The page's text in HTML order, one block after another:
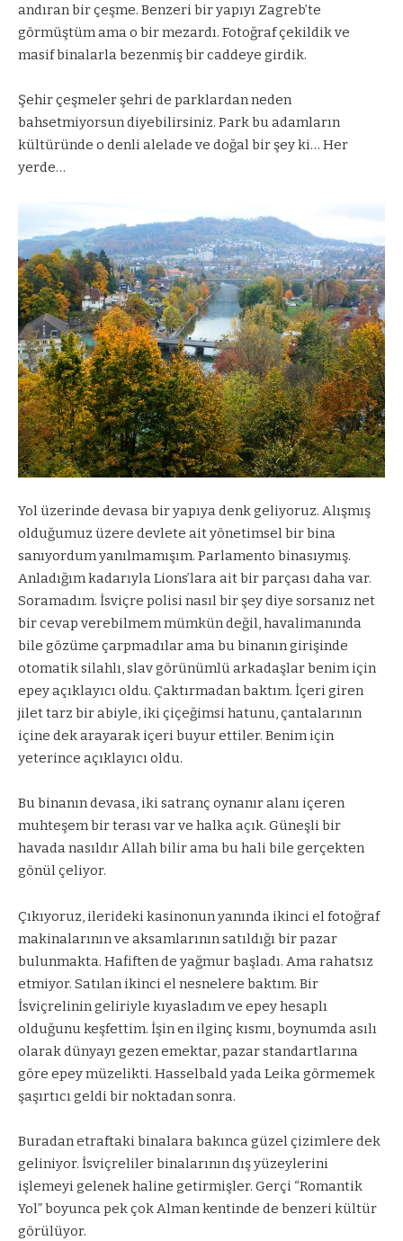
andıran bir çeşme. Benzeri bir yapıyı Zagreb’te
görmüştüm ama o bir mezardı. Fotoğraf çekildik ve
masif binalarla bezenmiş bir caddeye girdik.
Şehir çeşmeler şehri de parklardan neden
bahsetmiyorsun diyebilirsiniz. Park bu adamların
kültüründe o denli alelade ve doğal bir şey ki… Her
yerde…
Yol üzerinde devasa bir yapıya denk geliyoruz. Alışmış
olduğumuz üzere devlete ait yönetimsel bir bina
sanıyordum yanılmamışım. Parlamento binasıymış.
Anladığım kadarıyla Lions’lara ait bir parçası daha var.
Soramadım. İsviçre polisi nasıl bir şey diye sorsanız net
bir cevap verebilmem mümkün değil, havalimanında
bile gözüme çarpmadılar ama bu binanın girişinde
otomatik silahlı, slav görünümlü arkadaşlar benim için
epey açıklayıcı oldu. Çaktırmadan baktım. İçeri giren
jilet tarz bir abiyle, iki çiçeğimsi hatunu, çantalarının
içine dek arayarak içeri buyur ettiler. Benim için
yeterince açıklayıcı oldu.
Bu binanın devasa, iki satranç oynanır alanı içeren
muhteşem bir terası var ve halka açık. Güneşli bir
havada nasıldır Allah bilir ama bu hali bile gerçekten
gönül çeliyor.
Çıkıyoruz, ilerideki kasinonun yanında ikinci el fotoğraf
makinalarının ve aksamlarının satıldığı bir pazar
bulunmakta. Hafiften de yağmur başladı. Ama rahatsız
etmiyor. Satılan ikinci el nesnelere baktım. Bir
İsviçrelinin geliriyle kıyasladım ve epey hesaplı
olduğunu keşfettim. İşin en ilginç kısmı, boynumda asılı
olarak dünyayı gezen emektar, pazar standartlarına
göre epey müzelikti. Hasselbald yada Leika görmemek
şaşırtıcı geldi bir noktadan sonra.
Buradan etraftaki binalara bakınca güzel çizimlere dek
geliniyor. İsviçreliler binalarının dış yüzeylerini
işlemeyi gelenek haline getirmişler. Gerçi “Romantik
Yol” boyunca pek çok Alman kentinde de benzeri kültür
görülüyor.